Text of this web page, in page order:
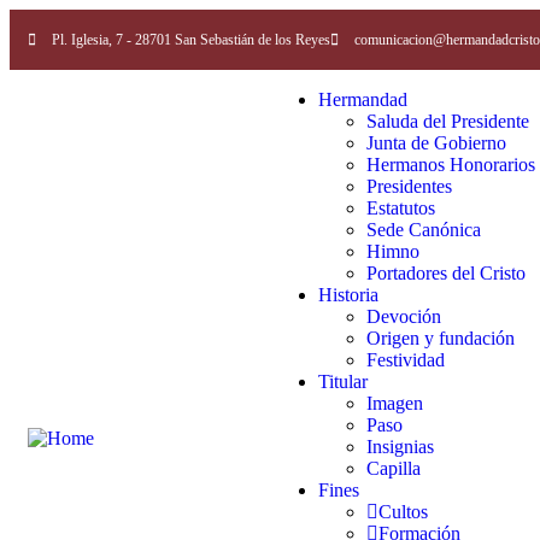
Pl. Iglesia, 7 - 28701 San Sebastián de los Reyes
Hermandad
Saluda del Presidente
Junta de Gobierno
Hermanos Honorarios
Presidentes
Estatutos
Sede Canónica
Himno
Portadores del Cristo
Historia
Devoción
Origen y fundación
Festividad
Titular
Imagen
Paso
Insignias
Capilla
Fines
Cultos
Formación